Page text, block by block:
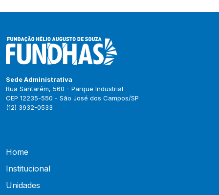
Sede Administrativa
Rua Santarém, 560 - Parque Industrial
CEP 12235-550 - São José dos Campos/SP
(12) 3932-0533
Home
Institucional
Unidades